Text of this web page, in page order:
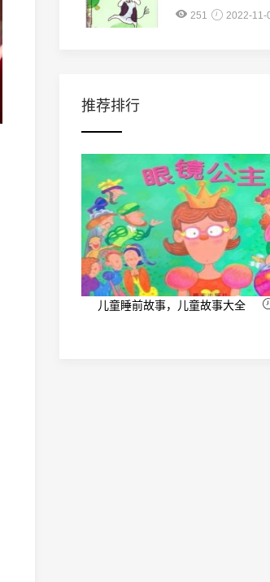
251 2022-11-
推荐排行
儿童睡前故事，儿童故事大全